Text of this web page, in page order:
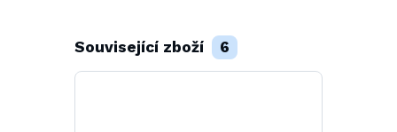
Související zboží 6